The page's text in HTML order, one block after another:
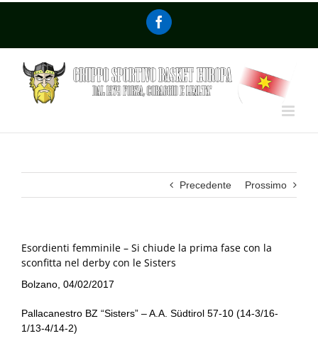
Precedente Prossimo
Esordienti femminile – Si chiude la prima fase con la
sconfitta nel derby con le Sisters
Bolzano, 04/02/2017
Pallacanestro BZ “Sisters” – A.A. Südtirol 57-10 (14-3/16-
1/13-4/14-2)